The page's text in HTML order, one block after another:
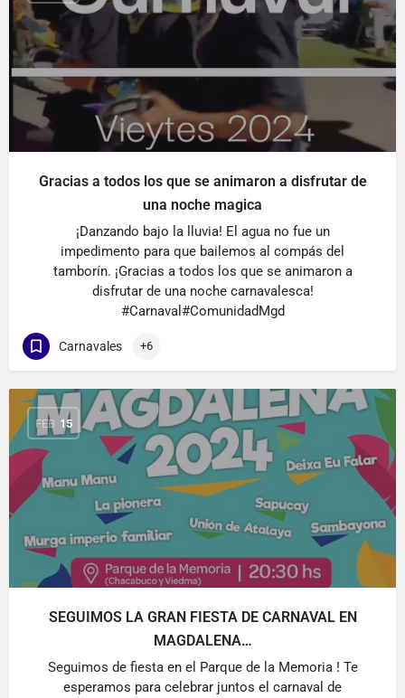
Gracias a todos los que se animaron a disfrutar de
una noche magica
¡Danzando bajo la lluvia! El agua no fue un
impedimento para que bailemos al compás del
tamborín. ¡Gracias a todos los que se animaron a
disfrutar de una noche carnavalesca!
#Carnaval#ComunidadMgd
Carnavales +6
FEB 15
SEGUIMOS LA GRAN FIESTA DE CARNAVAL EN
MAGDALENA…
Seguimos de fiesta en el Parque de la Memoria ! Te
esperamos para celebrar juntos el carnaval de